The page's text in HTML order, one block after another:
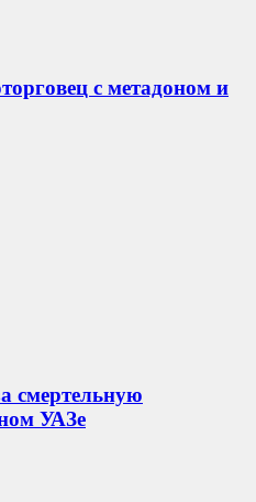
с метадоном и
смертельную
УАЗе